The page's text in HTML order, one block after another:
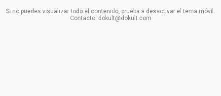
Si no puedes visualizar todo el contenido, prueba a desactivar el tema móvil.
Contacto: dokult@dokult.com